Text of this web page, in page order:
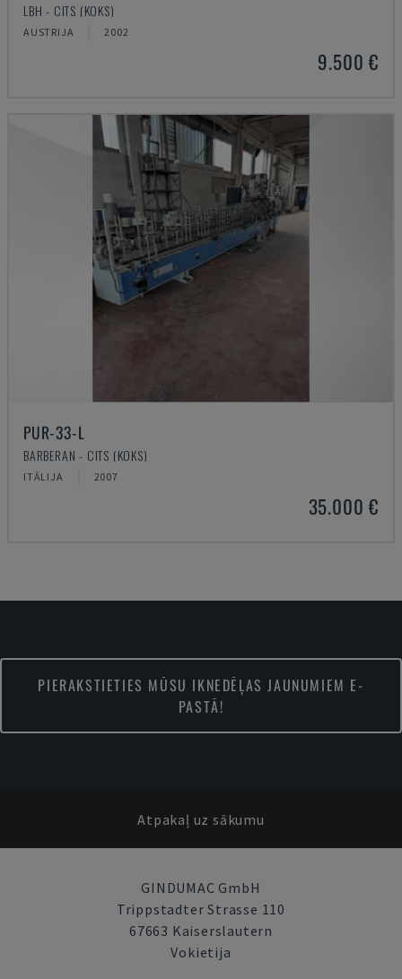
LBH - CITS (KOKS)
AUSTRIJA 2002
9.500 €
PUR-33-L
BARBERAN - CITS (KOKS)
ITĀLIJA 2007
35.000 €
PIERAKSTIETIES MŪSU IKNEDĒĻAS JAUNUMIEM E-
PASTĀ!
Atpakaļ uz sākumu
GINDUMAC GmbH
Trippstadter Strasse 110
67663 Kaiserslautern
Vokietija